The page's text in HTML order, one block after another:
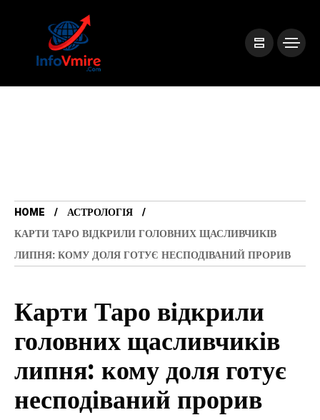
HOME
АСТРОЛОГІЯ
КАРТИ ТАРО ВІДКРИЛИ ГОЛОВНИХ ЩАСЛИВЧИКІВ
ЛИПНЯ: КОМУ ДОЛЯ ГОТУЄ НЕСПОДІВАНИЙ ПРОРИВ
Карти Таро відкрили
головних щасливчиків
липня: кому доля готує
несподіваний прорив